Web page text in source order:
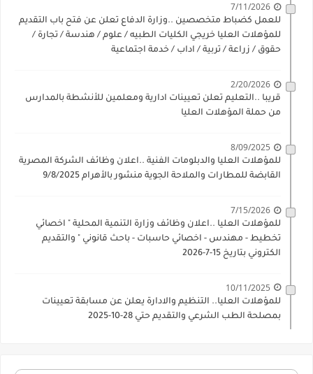
7/11/2026
للعمل كضباط متخصصين ..وزارة الدفاع تعلن عن فتح باب التقديم
للمؤهلات العليا خريجي الكليات الطبيه / علوم / هندسة / تجارة /
حقوق / زراعة / تربية / اداب / خدمة اجتماعية
2/20/2026
قريبا ..التعليم تعلن تعيينات ادارية ومعلمين للأنشطة بالمدارس
من حملة المؤهلات العليا
8/09/2025
للمؤهلات العليا والدبلومات الفنية ..اعلان وظائف الشركة المصرية
القابضة للمطارات والملاحة الجوية منشور بالأهرام 9/8/2025
7/15/2026
للمؤهلات العليا ..اعلان وظائف وزارة التنمية المحلية " اخصائي
تخطيط - مهندس - اخصائي حاسبات - باحث قانوني " والتقديم
الكتروني بتاريخ 15-7-2026
10/11/2025
للمؤهلات العليا.. التنظيم والادارة يعلن عن مسابقة تعيينات
بمصلحة الطب الشرعي والتقديم حتي 28-10-2025